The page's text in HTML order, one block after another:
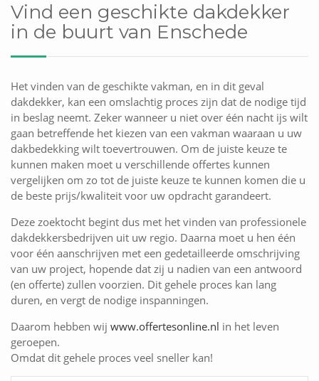
Vind een geschikte dakdekker
in de buurt van Enschede
Het vinden van de geschikte vakman, en in dit geval
dakdekker, kan een omslachtig proces zijn dat de nodige tijd
in beslag neemt. Zeker wanneer u niet over één nacht ijs wilt
gaan betreffende het kiezen van een vakman waaraan u uw
dakbedekking wilt toevertrouwen. Om de juiste keuze te
kunnen maken moet u verschillende offertes kunnen
vergelijken om zo tot de juiste keuze te kunnen komen die u
de beste prijs/kwaliteit voor uw opdracht garandeert.
Deze zoektocht begint dus met het vinden van professionele
dakdekkersbedrijven uit uw regio. Daarna moet u hen één
voor één aanschrijven met een gedetailleerde omschrijving
van uw project, hopende dat zij u nadien van een antwoord
(en offerte) zullen voorzien. Dit gehele proces kan lang
duren, en vergt de nodige inspanningen.
Daarom hebben wij www.offertesonline.nl in het leven
geroepen.
Omdat dit gehele proces veel sneller kan!